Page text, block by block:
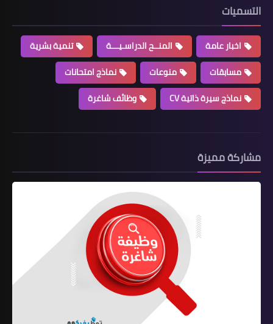
التسميات
اخبار عامة المنــح الدراسـيـــة
تنمية بشرية
مسابقات
منوعات
نماذج امتحانات
نماذج سيرة ذاتية CV
وظائف شاغرة
مشاركة مميزة